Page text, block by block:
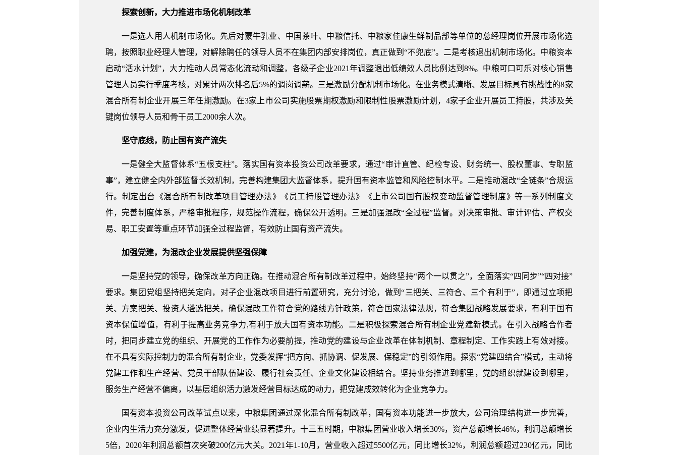
探索创新，大力推进市场化机制改革
一是选人用人机制市场化。先后对蒙牛乳业、中国茶叶、中粮信托、中粮家佳康生鲜制品部等单位的总经理岗位开展市场化选
聘，按照职业经理人管理，对解除聘任的领导人员不在集团内部安排岗位，真正做到“不兜底”。二是考核退出机制市场化。中粮资本
启动“活水计划”，大力推动人员常态化流动和调整，各级子企业2021年调整退出低绩效人员比例达到8%。中粮可口可乐对核心销售
管理人员实行季度考核，对累计两次排名后5%的调岗调薪。三是激励分配机制市场化。在业务模式清晰、发展目标具有挑战性的8家
混合所有制企业开展三年任期激励。在3家上市公司实施股票期权激励和限制性股票激励计划，4家子企业开展员工持股，共涉及关
键岗位领导人员和骨干员工2000余人次。
坚守底线，防止国有资产流失
一是健全大监督体系“五根支柱”。落实国有资本投资公司改革要求，通过“审计直管、纪检专设、财务统一、股权董事、专职监
事”，建立健全内外部监督长效机制，完善构建集团大监督体系，提升国有资本监管和风险控制水平。二是推动混改“全链条”合规运
行。制定出台《混合所有制改革项目管理办法》《员工持股管理办法》《上市公司国有股权变动监督管理制度》等一系列制度文
件，完善制度体系，严格审批程序，规范操作流程，确保公开透明。三是加强混改“全过程”监督。对决策审批、审计评估、产权交
易、职工安置等重点环节加强全过程监督，有效防止国有资产流失。
加强党建，为混改企业发展提供坚强保障
一是坚持党的领导，确保改革方向正确。在推动混合所有制改革过程中，始终坚持“两个一以贯之”，全面落实“四同步”“四对接”
要求。集团党组坚持把关定向，对子企业混改项目进行前置研究，充分讨论，做到“三把关、三符合、三个有利于”，即通过立项把
关、方案把关、投资人遴选把关，确保混改工作符合党的路线方针政策，符合国家法律法规，符合集团战略发展要求，有利于国有
资本保值增值，有利于提高业务竞争力,有利于放大国有资本功能。二是积极探索混合所有制企业党建新模式。在引入战略合作者
时，把同步建立党的组织、开展党的工作作为必要前提，推动党的建设与企业改革在体制机制、章程制定、工作实践上有效对接。
在不具有实际控制力的混合所有制企业，党委发挥“把方向、抓协调、促发展、保稳定”的引领作用。探索“党建四结合”模式，主动将
党建工作和生产经营、党员干部队伍建设、履行社会责任、企业文化建设相结合。坚持业务推进到哪里，党的组织就建设到哪里，
服务生产经营不偏离，以基层组织活力激发经营目标达成的动力，把党建成效转化为企业竞争力。
国有资本投资公司改革试点以来，中粮集团通过深化混合所有制改革，国有资本功能进一步放大，公司治理结构进一步完善，
企业内生活力充分激发，促进整体经营业绩显著提升。十三五时期，中粮集团营业收入增长30%，资产总额增长46%，利润总额增长
5倍，2020年利润总额首次突破200亿元大关。2021年1-10月，营业收入超过5500亿元，同比增长32%，利润总额超过230亿元，同比